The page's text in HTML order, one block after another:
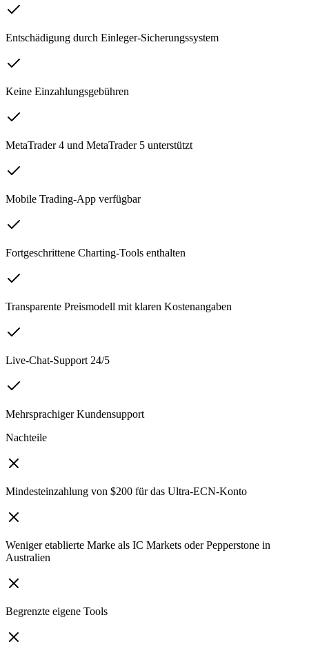
Entschädigung durch Einleger-Sicherungssystem
Keine Einzahlungsgebühren
MetaTrader 4 und MetaTrader 5 unterstützt
Mobile Trading-App verfügbar
Fortgeschrittene Charting-Tools enthalten
Transparente Preismodell mit klaren Kostenangaben
Live-Chat-Support 24/5
Mehrsprachiger Kundensupport
Nachteile
Mindesteinzahlung von $200 für das Ultra-ECN-Konto
Weniger etablierte Marke als IC Markets oder Pepperstone in
Australien
Begrenzte eigene Tools